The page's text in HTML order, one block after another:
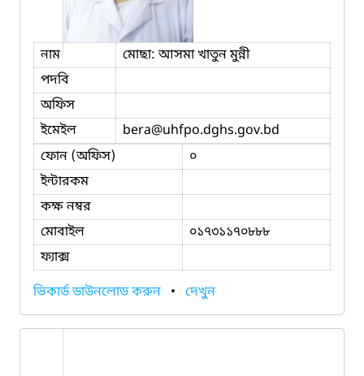
নাম
মোছা: আসমা খাতুন মুন্নী
পদবি
অফিস
ইমেইল
bera@uhfpo.dghs.gov.bd
ফোন (অফিস)
০
ইন্টারকম
কক্ষ নম্বর
মোবাইল
০১৭৩১১৭০৮৮৮
ফ্যাক্স
ভিকার্ড ডাউনলোড করুন • দেখুন